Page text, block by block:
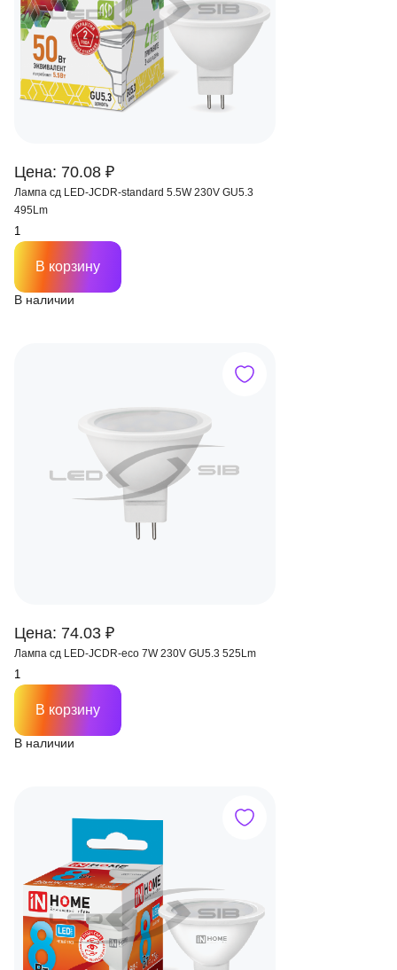
Цена: 70.08 ₽
Лампа сд LED-JCDR-standard 5.5W 230V GU5.3
495Lm
В наличии
В корзину
Цена: 74.03 ₽
Лампа сд LED-JCDR-eco 7W 230V GU5.3 525Lm
В наличии
В корзину